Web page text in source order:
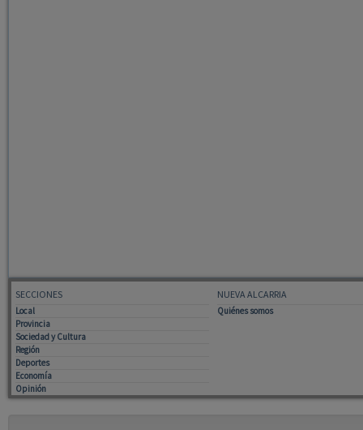
SECCIONES
Local
Provincia
Sociedad y Cultura
Región
Deportes
Economía
Opinión
NUEVA ALCARRIA
Quiénes somos